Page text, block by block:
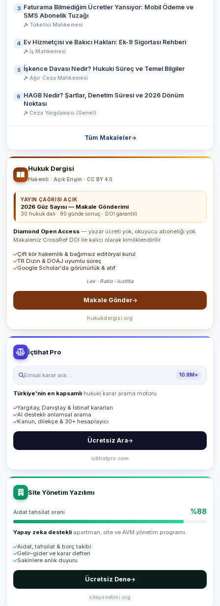
3 Faturama Bilmediğim Ücretler Yansıyor: Mobil Ödeme ve
SMS Abonelik Tuzağı
Tüketici Mahkemesi
4 Ev Hizmetçisi ve Bakıcı Hakları: Ek-9 Sigortası Rehberi
İş Mahkemesi
5 İşkence Davası Nedir? Hukuki Süreç ve Temel Bilgiler
Ağır Ceza Mahkemesi
6 HAGB Nedir? Şartlar, Denetim Süresi ve 2026 Dönüm
Noktası
Ceza Yargılaması (Genel)
Tüm Makaleler
Hukuk Dergisi
Hakemli · Açık Erişim · CC BY 4.0
YAYIN ÇAĞRISI AÇIK
2026 Güz Sayısı — Makale Gönderimi
30 hukuk dalı · 80 günde sonuç · DOI garantili
Diamond Open Access — yazar ücreti yok, okuyucu aboneliği yok.
Makaleniz CrossRef DOI ile kalıcı olarak kimliklendirilir.
Çift kör hakemlik & bağımsız editöryal kurul
TR Dizin & DOAJ uyumlu süreç
Google Scholar'da görünürlük & atıf
Lex · Ratio · Iustitia
Makale Gönder
hukukdergisi.org
İçtihat Pro
Emsal karar ara… 10.8M+
Türkiye'nin en kapsamlı hukuki karar arama motoru.
Yargıtay, Danıştay & İstinaf kararları
AI destekli anlamsal arama
Kanun, dilekçe & 30+ hesaplayıcı
Ücretsiz Ara
ictihatpro.com
Site Yönetim Yazılımı
Aidat tahsilat oranı %88
Yapay zeka destekli apartman, site ve AVM yönetim programı.
Aidat, tahsilat & borç takibi
Gelir–gider ve karar defteri
Sakinlere anlık duyuru
Ücretsiz Dene
siteyonetimi.org